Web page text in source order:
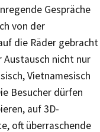
Gespräche
von der
die Räder gebracht
Austausch nicht nur
Vietnamesisch
Besucher dürfen
auf 3D-
oft überraschende